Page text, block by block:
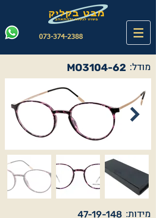
073-374-2388
MO3104-62 מודל:
47-19-148 מידות: